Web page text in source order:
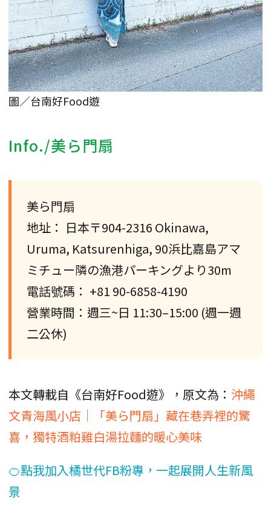
圖／台南好Food遊
Info./美ら門扇
美ら門扇
地址： 日本〒904-2316 Okinawa,
Uruma, Katsurenhiga, 90浜比嘉島アマ
ミチュー隣の漁港パーキングより30m
電話號碼： +81 90-6858-4190
營業時間：週三~日 11:30–15:00 (週一週
二公休)
本文轉載自《台南好Food遊》，原文為： 沖繩
文青海風小店｜「美ら門扇」藏在巷弄裡的驚
喜，獨特酒粕雞白湯拉麵的暖心美味
🍊點我加入橘世代FB粉專，一起展開人生新風
景